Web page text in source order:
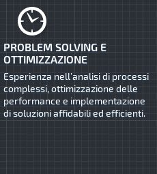
PROBLEM SOLVING E
OTTIMIZZAZIONE
Esperienza nell’analisi di processi
complessi, ottimizzazione delle
performance e implementazione
di soluzioni affidabili ed efficienti.